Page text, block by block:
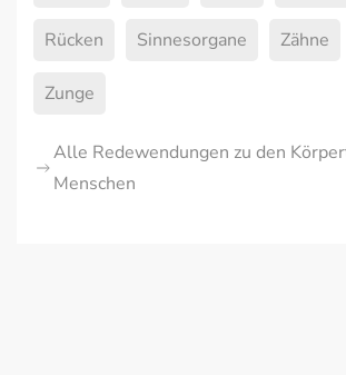
Rücken Sinnesorgane Zähne
Zunge
Alle Redewendungen zu den
Menschen